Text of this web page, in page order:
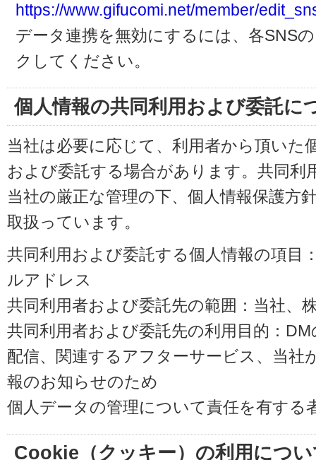
https://www.gifucomi.net/member/
データ連携を無効にするには、各SNS
クしてください。
個人情報の共同利用および委託に
当社は必要に応じて、利用者から頂いた
および委託する場合があります。共同利
当社の厳正な管理の下、個人情報保護方
取扱っています。
共同利用および委託する個人情報の項目
ルアドレス
共同利用者および委託先の範囲：当社、
共同利用者および委託先の利用目的：
配信、関連するアフターサービス、当社
報のお知らせのため
個人データの管理について責任を有する
Cookie（クッキー）の利用につ